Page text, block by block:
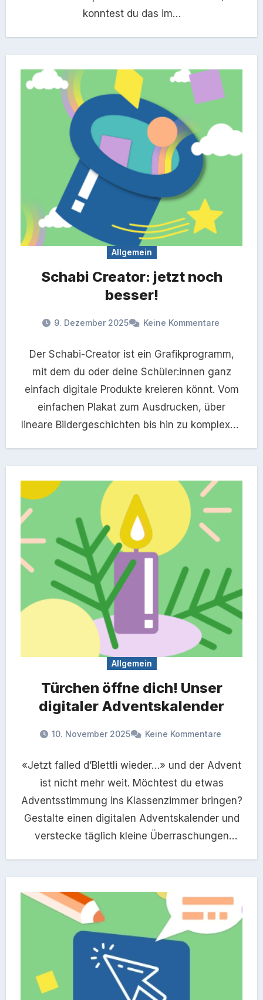
konntest du das im…
Allgemein
Schabi Creator: jetzt noch
besser!
9. Dezember 2025 Keine Kommentare
Der Schabi-Creator ist ein Grafikprogramm,
mit dem du oder deine Schüler:innen ganz
einfach digitale Produkte kreieren könnt. Vom
einfachen Plakat zum Ausdrucken, über
lineare Bildergeschichten bis hin zu komplexen
Allgemein
Türchen öffne dich! Unser
digitaler Adventskalender
10. November 2025 Keine Kommentare
«Jetzt falled d’Blettli wieder…» und der Advent
ist nicht mehr weit. Möchtest du etwas
Adventsstimmung ins Klassenzimmer bringen?
Gestalte einen digitalen Adventskalender und
verstecke täglich kleine Überraschungen